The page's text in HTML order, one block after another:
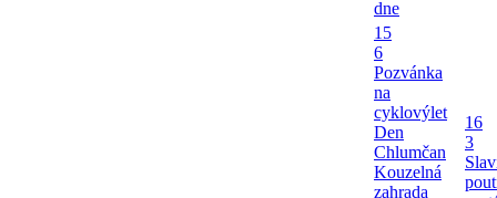
dne
15
6
Pozvánka
na
cyklovýlet
Den
Chlumčan
Kouzelná
zahrada
16
3